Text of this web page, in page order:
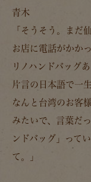
青木
「そうそう。まだ
お店に電話がかか
リノハンドバッグ
片言の日本語で一
なんと 台湾のお客
みたいで、言葉だ
ンドバッグ」って
て。」